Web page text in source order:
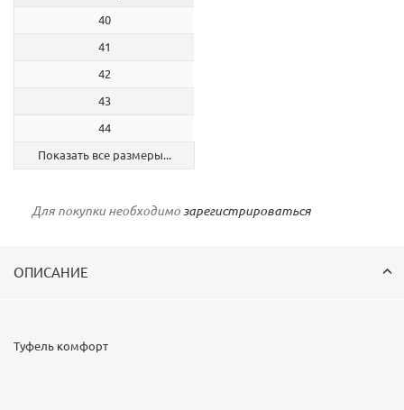
40
41
42
43
44
Показать все размеры...
Для покупки необходимо зарегистрироваться
ОПИСАНИЕ
Туфель комфорт